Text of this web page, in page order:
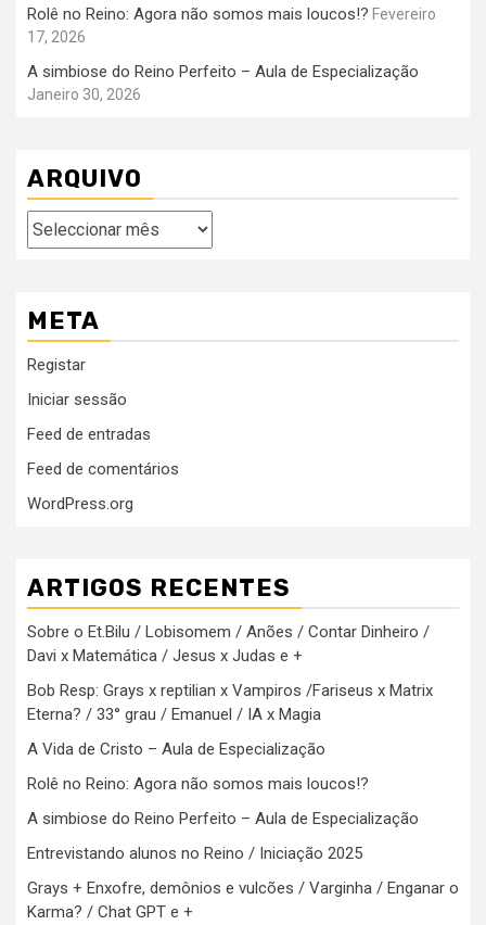
Rolê no Reino: Agora não somos mais loucos!? Fevereiro
17, 2026
A simbiose do Reino Perfeito – Aula de Especialização
Janeiro 30, 2026
ARQUIVO
Arquivo
META
Registar
Iniciar sessão
Feed de entradas
Feed de comentários
WordPress.org
ARTIGOS RECENTES
Sobre o Et.Bilu / Lobisomem / Anões / Contar Dinheiro /
Davi x Matemática / Jesus x Judas e +
Bob Resp: Grays x reptilian x Vampiros /Fariseus x Matrix
Eterna? / 33° grau / Emanuel / IA x Magia
A Vida de Cristo – Aula de Especialização
Rolê no Reino: Agora não somos mais loucos!?
A simbiose do Reino Perfeito – Aula de Especialização
Entrevistando alunos no Reino / Iniciação 2025
Grays + Enxofre, demônios e vulcões / Varginha / Enganar o
Karma? / Chat GPT e +